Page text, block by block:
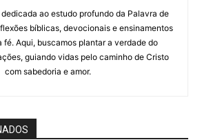
ao estudo profundo da Palavra de
bíblicas, devocionais e ensinamentos
fé. Aqui, buscamos plantar a verdade do
guiando vidas pelo caminho de Cristo
com sabedoria e amor.